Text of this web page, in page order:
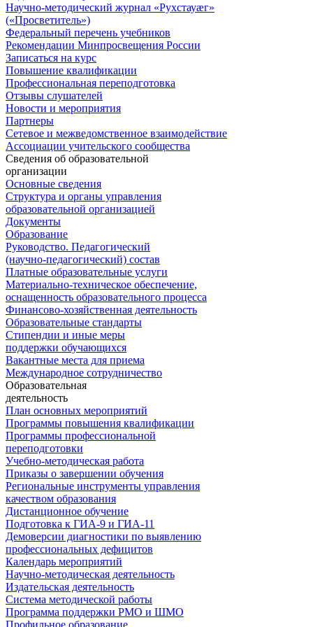
Научно-методический журнал «Рухстауæг»
(«Просветитель»)
Федеральный перечень учебников
Рекомендации Минпросвещения России
Записаться на курс
Повышение квалификации
Профессиональная переподготовка
Отзывы слушателей
Новости и мероприятия
Партнеры
Сетевое и межведомственное взаимодействие
Ассоциации учительского сообщества
Сведения об образовательной
организации
Основные сведения
Структура и органы управления
образовательной организацией
Документы
Образование
Руководство. Педагогический
(научно-педагогический) состав
Платные образовательные услуги
Материально-техническое обеспечение,
оснащенность образовательного процесса
Финансово-хозяйственная деятельность
Образовательные стандарты
Стипендии и иные меры
поддержки обучающихся
Вакантные места для приема
Международное сотрудничество
Образовательная
деятельность
План основных мероприятий
Программы повышения квалификации
Программы профессиональной
переподготовки
Учебно-методическая работа
Приказы о завершении обучения
Региональные инструменты управления
качеством образования
Дистанционное обучение
Подготовка к ГИА-9 и ГИА-11
Демоверсии диагностики по выявлению
профессиональных дефицитов
Календарь мероприятий
Научно-методическая деятельность
Издательская деятельность
Система методической работы
Программа поддержки РМО и ШМО
Профильное образование